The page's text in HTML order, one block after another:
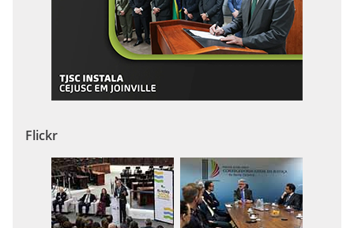
Flickr